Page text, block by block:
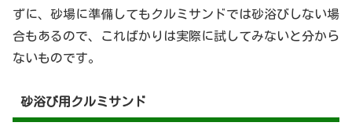
ずに、砂場に準備してもクルミサンドでは砂浴びしない場
合もあるので、こればかりは実際に試してみないと分から
ないものです。
砂浴び用クルミサンド